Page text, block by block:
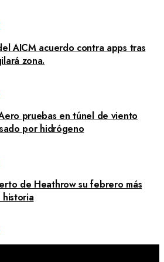
AICM acuerdo contra apps tras
zona.
pruebas en túnel de viento
por hidrógeno
de Heathrow su febrero más
historia